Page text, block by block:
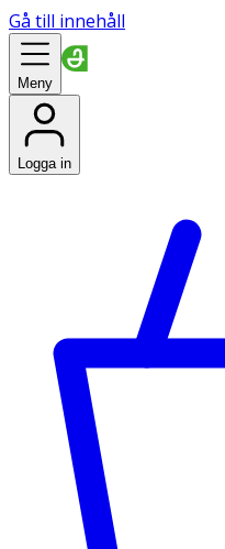
Gå till innehåll
Meny
Logga in